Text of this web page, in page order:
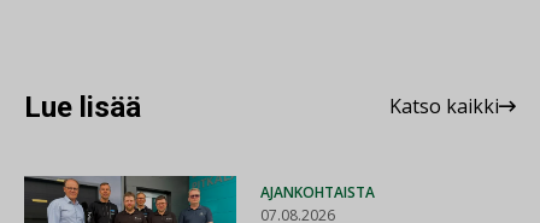
Lue lisää Katso kaikki
AJANKOHTAISTA
07.08.2026